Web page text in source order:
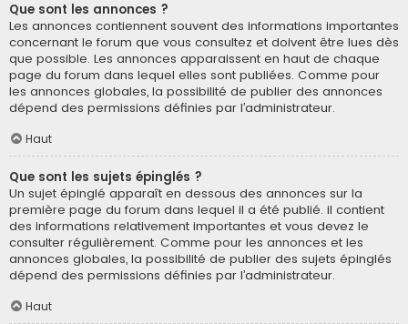
Que sont les annonces ?
Les annonces contiennent souvent des informations importantes
concernant le forum que vous consultez et doivent être lues dès
que possible. Les annonces apparaissent en haut de chaque
page du forum dans lequel elles sont publiées. Comme pour
les annonces globales, la possibilité de publier des annonces
dépend des permissions définies par l’administrateur.
Haut
Que sont les sujets épinglés ?
Un sujet épinglé apparaît en dessous des annonces sur la
première page du forum dans lequel il a été publié. il contient
des informations relativement importantes et vous devez le
consulter régulièrement. Comme pour les annonces et les
annonces globales, la possibilité de publier des sujets épinglés
dépend des permissions définies par l’administrateur.
Haut